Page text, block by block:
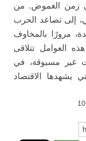
في زمن الغموض. من
إلى تصاعد الحرب
مرورًا بالمخاوف
العوامل تتلاقى
غير مسبوقة، في
يشهدها الاقتصاد